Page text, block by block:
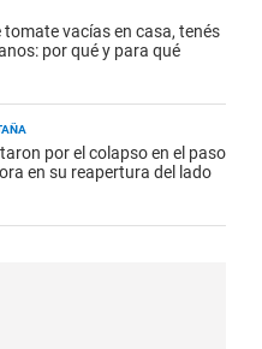
tomate vacías en casa, tenés
por qué y para qué
por el colapso en el paso
en su reapertura del lado